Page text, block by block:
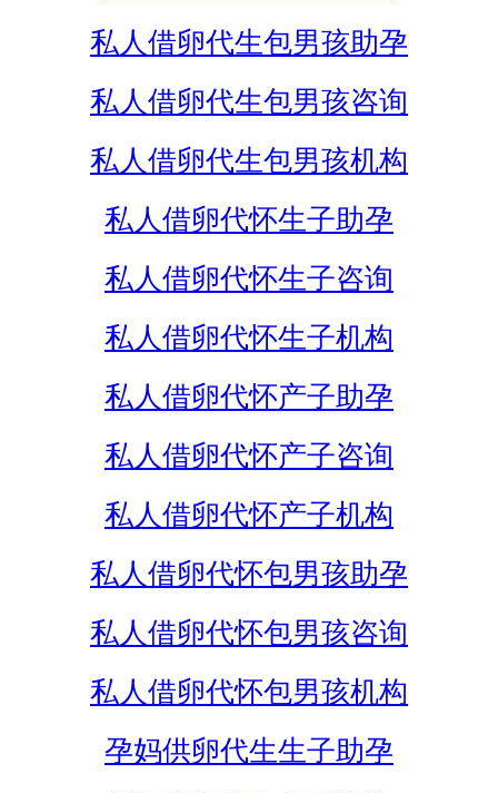
私人借卵代生包男孩助孕
私人借卵代生包男孩咨询
私人借卵代生包男孩机构
私人借卵代怀生子助孕
私人借卵代怀生子咨询
私人借卵代怀生子机构
私人借卵代怀产子助孕
私人借卵代怀产子咨询
私人借卵代怀产子机构
私人借卵代怀包男孩助孕
私人借卵代怀包男孩咨询
私人借卵代怀包男孩机构
孕妈供卵代生生子助孕